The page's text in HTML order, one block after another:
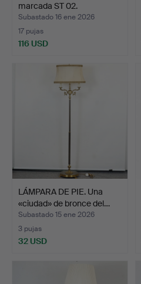
marcada ST 02.
Subastado 16 ene 2026
17 pujas
116 USD
LÁMPARA DE PIE. Una
«ciudad» de bronce del…
Subastado 15 ene 2026
3 pujas
32 USD